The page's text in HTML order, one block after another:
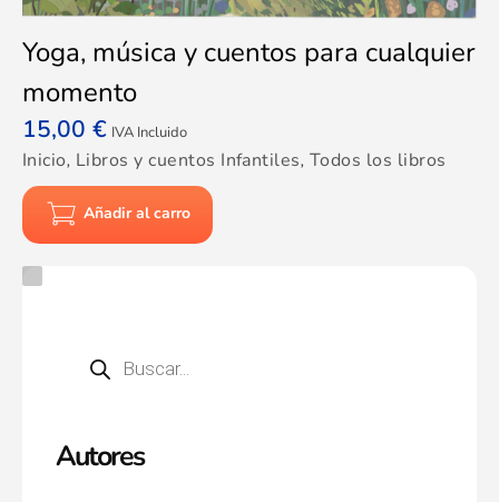
Autores
Yoga, música y cuentos para cualquier
momento
15,00 € IVA Incluido
Inicio, Libros y cuentos Infantiles, Todos los libros
Añadir al carro